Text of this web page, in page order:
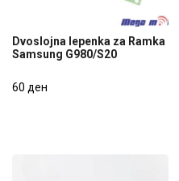
Samsung G980/S20
Dvoslojna lepenka za Ramka
Samsung G980/S20
60 ден